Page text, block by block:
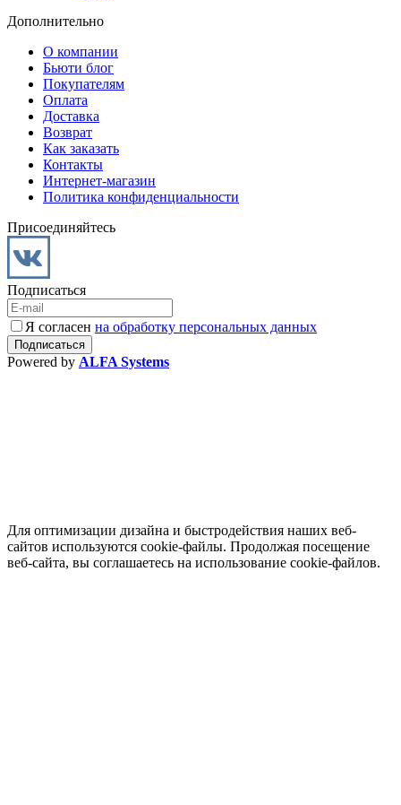
Дополнительно
О компании
Бьюти блог
Покупателям
Оплата
Доставка
Возврат
Как заказать
Контакты
Интернет-магазин
Политика конфиденциальности
Присоединяйтесь
Подписаться
Я согласен на обработку персональных данных
Powered by ALFA Systems
Для оптимизации дизайна и быстродействия наших веб-
сайтов используются cookie-файлы. Продолжая посещение
веб-сайта, вы соглашаетесь на использование cookie-файлов.